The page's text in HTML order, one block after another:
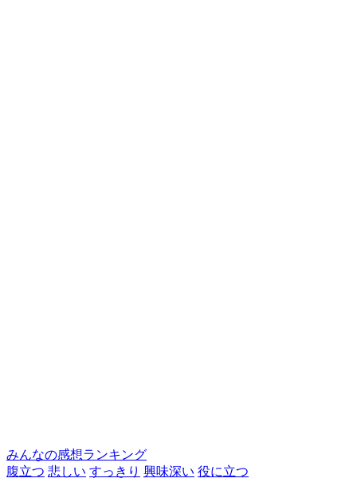
みんなの感想ランキング
腹立つ 悲しい すっきり 興味深い 役に立つ